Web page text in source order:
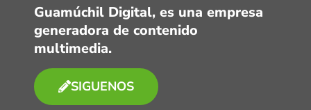
Guamúchil Digital, es una empresa
generadora de contenido
multimedia.
SIGUENOS